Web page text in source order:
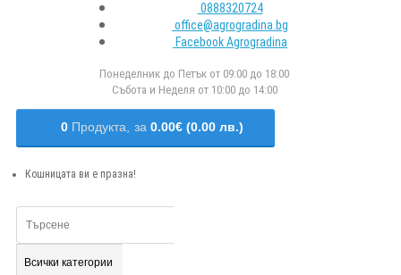
0888320724
office@agrogradina.bg
Facebook Agrogradina
Понеделник до Петък от 09:00 до 18:00
Събота и Неделя от 10:00 до 14:00
0 Продукта, за 0.00€ (0.00 лв.)
Кошницата ви е празна!
Всички категории